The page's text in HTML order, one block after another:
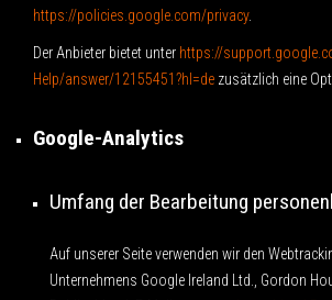
https://policies.google.com/privacy.
Der Anbieter bietet unter https://
Help/answer/12155451?hl=de zusätzlich eine
Google-Analytics
Umfang der Bearbeitung
Auf unserer Seite verwenden wir den
Unternehmens Google Ireland Ltd., Gordon